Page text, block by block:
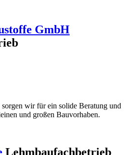
GmbH
wir für ein solide Beratung und
und großen Bauvorhaben.
Lehmbaufachbetrieb